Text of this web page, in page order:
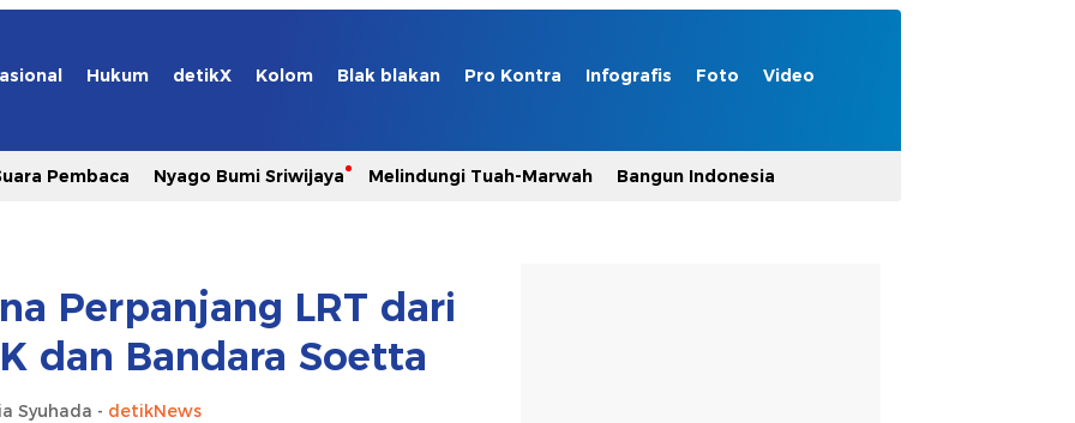
Hukum detikX Kolom Blak blakan Pro Kontra Infografis Foto Video
Pembaca Nyago Bumi Sriwijaya Melindungi Tuah-Marwah Bangun Indonesia
Perpanjang LRT dari
dan Bandara Soetta
Syuhada - detikNews